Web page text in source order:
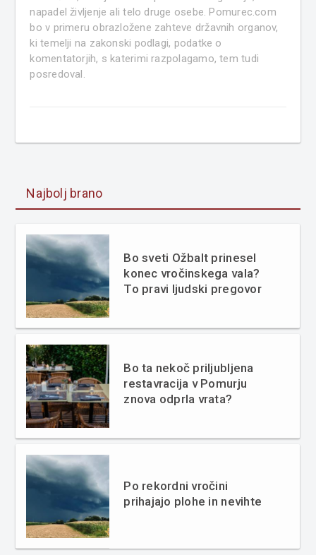
napadel življenje ali telo druge osebe. Pomurec.com
bo v primeru obrazložene zahteve državnih organov,
ki temelji na zakonski podlagi, podatke o
komentatorjih, s katerimi razpolagamo, tem tudi
posredoval.
Najbolj brano
Bo sveti Ožbalt prinesel
konec vročinskega vala?
To pravi ljudski pregovor
Bo ta nekoč priljubljena
restavracija v Pomurju
znova odprla vrata?
Po rekordni vročini
prihajajo plohe in nevihte